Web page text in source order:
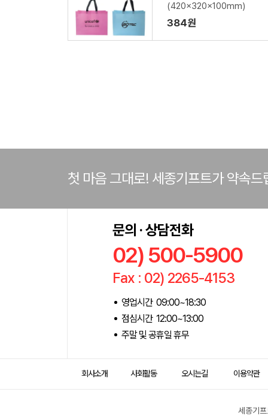
(420x320x100mm)
384원
첫 마음 그대로! 세종기프트가 약속드
문의 · 상담전화
02) 500-5900
Fax : 02) 2265-4153
영업시간 09:00~18:30
점심시간 12:00~13:00
주말 및 공휴일 휴무
회사소개 사회활동 오시는길 이용약관
세종기